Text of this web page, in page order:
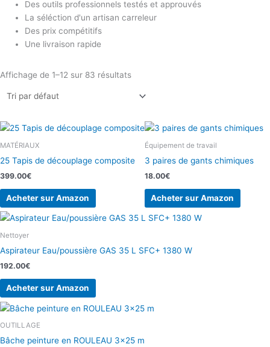
Des outils professionnels testés et approuvés
La séléction d'un artisan carreleur
Des prix compétitifs
Une livraison rapide
Affichage de 1–12 sur 83 résultats
MATÉRIAUX
25 Tapis de découplage composite
399.00€
Acheter sur Amazon
Équipement de travail
3 paires de gants chimiques
18.00€
Acheter sur Amazon
Nettoyer
Aspirateur Eau/poussière GAS 35 L SFC+ 1380 W
192.00€
Acheter sur Amazon
OUTILLAGE
Bâche peinture en ROULEAU 3×25 m